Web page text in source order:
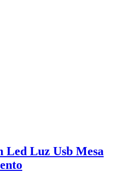
Led Luz Usb Mesa